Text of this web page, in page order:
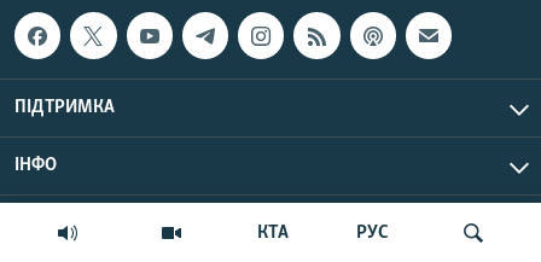
КТА РУС
ПІДТРИМКА
ІНФО
© Крим.Реалії, 2026 | Усі права застережено.